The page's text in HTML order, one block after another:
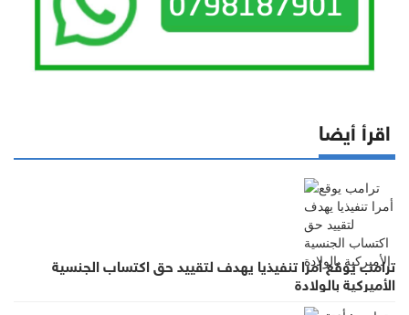
اقرأ أيضا
ترامب يوقع أمرا تنفيذيا يهدف لتقييد حق اكتساب الجنسية
الأميركية بالولادة